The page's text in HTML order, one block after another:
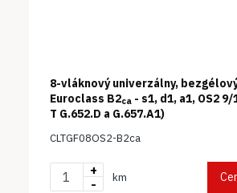
8-vláknový univerzálny,
Euroclass B2ca - s1, d1, a1, OS2
T G.652.D a G.657.A1)
CLTGF08OS2-B2ca
+
-
km